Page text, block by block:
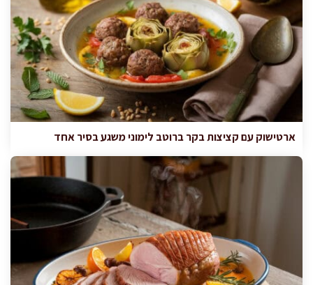
ארטישוק עם קציצות בקר ברוטב לימוני משגע בסיר אחד